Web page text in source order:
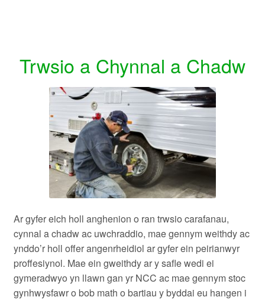
Trwsio a Chynnal a Chadw
Ar gyfer eich holl anghenion o ran trwsio carafanau,
cynnal a chadw ac uwchraddio, mae gennym weithdy ac
ynddo’r holl offer angenrheidiol ar gyfer ein peirianwyr
proffesiynol. Mae ein gweithdy ar y saflewedi ei
gymeradwyo yn llawn gan yr NCC ac mae gennym stoc
gynhwysfawr o bob math o bartiau y byddai eu hangen i